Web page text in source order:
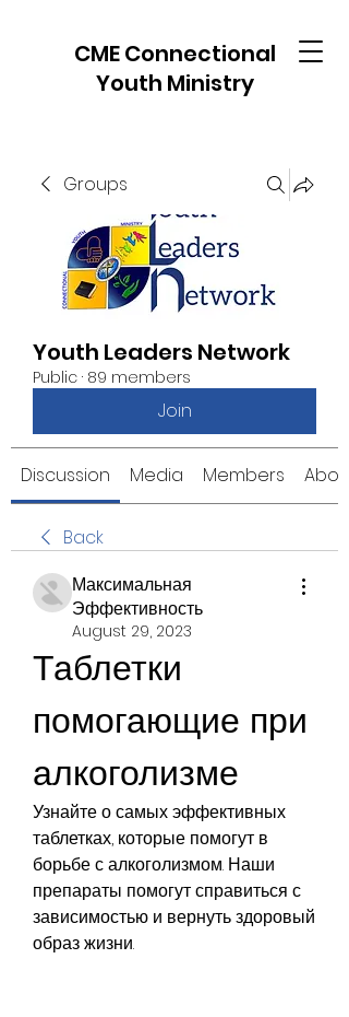
CME Connectional
Youth Ministry
Groups
Youth Leaders Network
Public · 89 members
Join
Discussion Media Members About
Back
Максимальная
Эффективность
August 29, 2023
Таблетки
помогающие при
алкоголизме
Узнайте о самых эффективных
таблетках, которые помогут в
борьбе с алкоголизмом. Наши
препараты помогут справиться с
зависимостью и вернуть здоровый
образ жизни.